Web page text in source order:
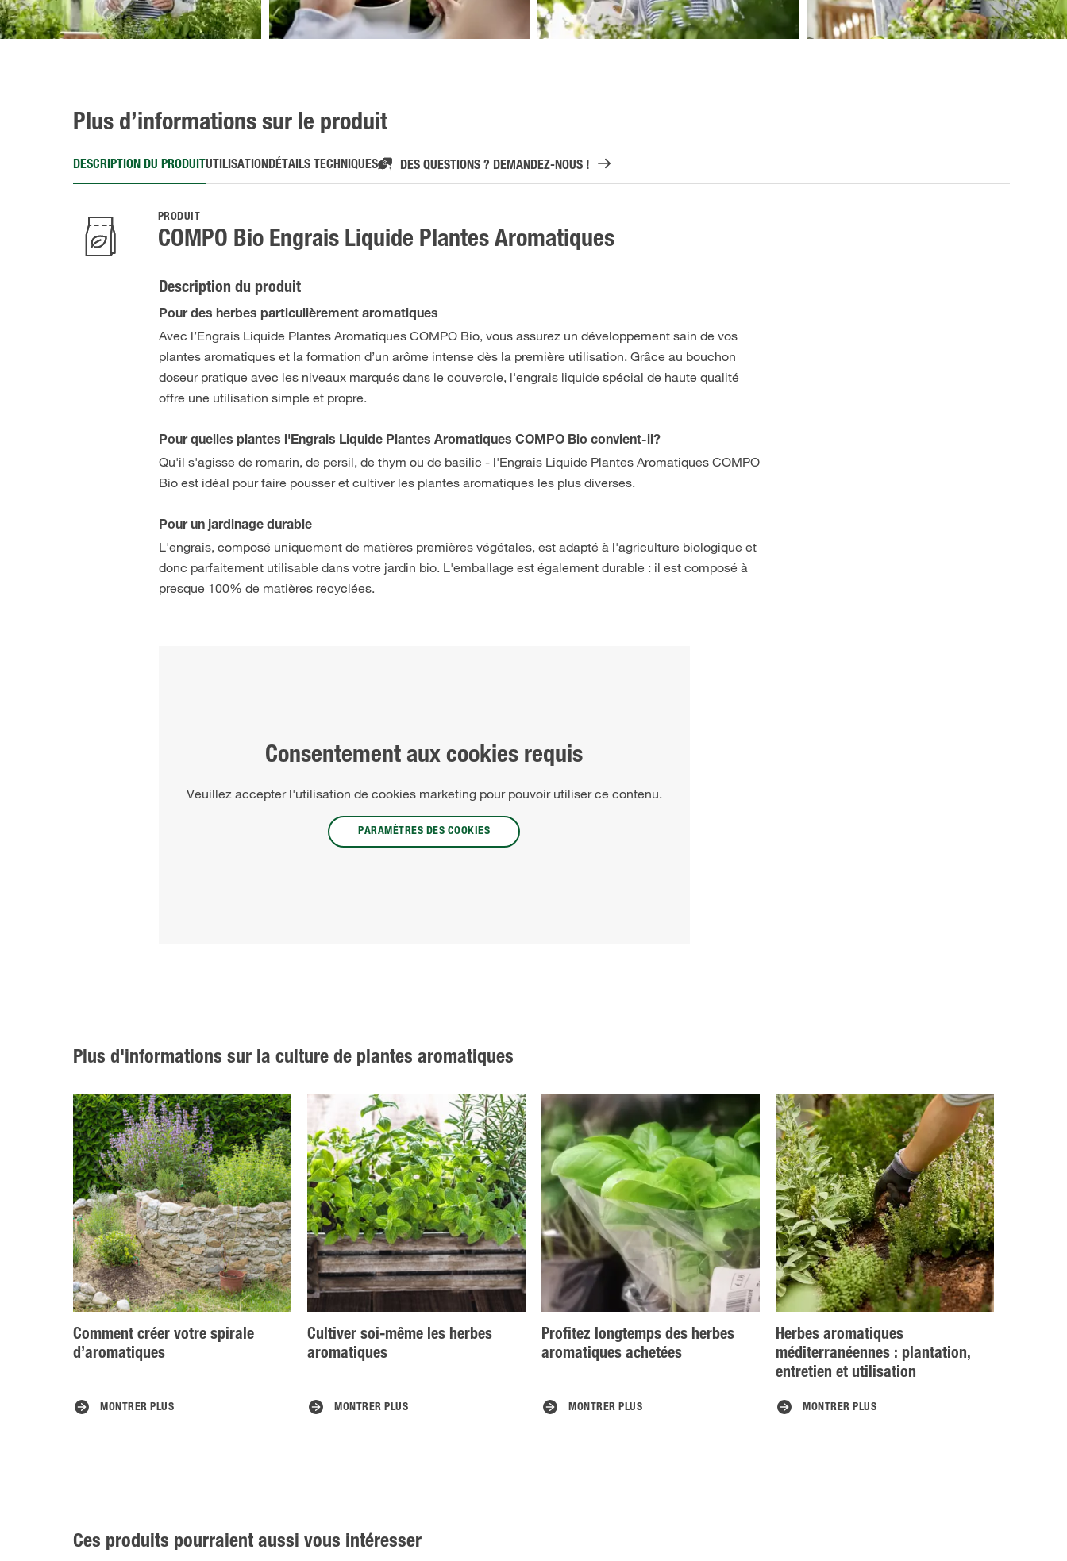
Plus d’informations sur le produit
DESCRIPTION DU PRODUITUTILISATIONDÉTAILS TECHNIQUES DES QUESTIONS ? DEMANDEZ-NOUS !
PRODUIT
COMPO Bio Engrais Liquide Plantes Aromatiques
Description du produit
Pour des herbes particulièrement aromatiques
Avec l’Engrais Liquide Plantes Aromatiques COMPO Bio, vous assurez un développement sain de vos
plantes aromatiques et la formation d’un arôme intense dès la première utilisation. Grâce au bouchon
doseur pratique avec les niveaux marqués dans le couvercle, l'engrais liquide spécial de haute qualité
offre une utilisation simple et propre.
Pour quelles plantes l'Engrais Liquide Plantes Aromatiques COMPO Bio convient-il?
Qu'il s'agisse de romarin, de persil, de thym ou de basilic - l'Engrais Liquide Plantes Aromatiques COMPO
Bio est idéal pour faire pousser et cultiver les plantes aromatiques les plus diverses.
Pour un jardinage durable
L'engrais, composé uniquement de matières premières végétales, est adapté à l'agriculture biologique et
donc parfaitement utilisable dans votre jardin bio. L'emballage est également durable : il est composé à
presque 100% de matières recyclées.
Consentement aux cookies requis
Veuillez accepter l'utilisation de cookies marketing pour pouvoir utiliser ce contenu.
PARAMÈTRES DES COOKIES
Plus d'informations sur la culture de plantes aromatiques
Comment créer votre spirale
d’aromatiques
MONTRER PLUS
Cultiver soi-même les herbes
aromatiques
MONTRER PLUS
Profitez longtemps des herbes
aromatiques achetées
MONTRER PLUS
Herbes aromatiques
méditerranéennes : plantation,
entretien et utilisation
MONTRER PLUS
Ces produits pourraient aussi vous intéresser